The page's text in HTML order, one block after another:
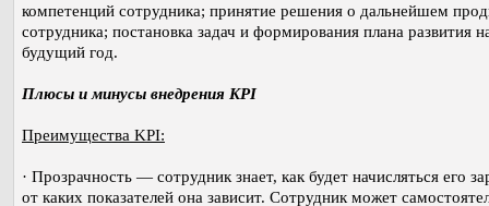
компетенций сотрудника; принятие решения о дальнейшем
сотрудника; постановка задач и формирования плана развития
будущий год.
Плюсы и минусы внедрения KPI
Преимущества KPI:
· Прозрачность — сотрудник знает, как будет начисляться его
от каких показателей она зависит. Сотрудник может